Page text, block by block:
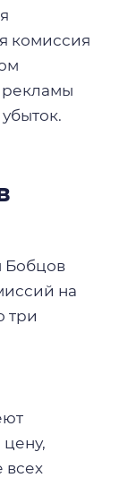
комиссия
рекламы
Бобцов
на
три
цену,
всех